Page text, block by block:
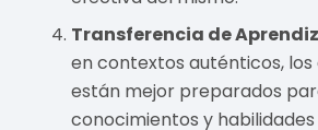
Transferencia de
en contextos auténticos, los
están mejor preparados
conocimientos y habilidades